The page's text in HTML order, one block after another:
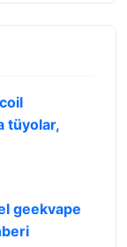
tüyolar,
geekvape